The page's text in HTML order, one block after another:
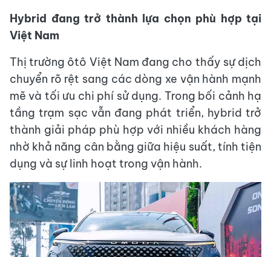
Hybrid đang trở thành lựa chọn phù hợp tại
Việt Nam
Thị trường ôtô Việt Nam đang cho thấy sự dịch
chuyển rõ rệt sang các dòng xe vận hành mạnh
mẽ và tối ưu chi phí sử dụng. Trong bối cảnh hạ
tầng trạm sạc vẫn đang phát triển, hybrid trở
thành giải pháp phù hợp với nhiều khách hàng
nhờ khả năng cân bằng giữa hiệu suất, tính tiện
dụng và sự linh hoạt trong vận hành.